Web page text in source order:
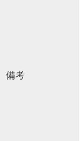
備考